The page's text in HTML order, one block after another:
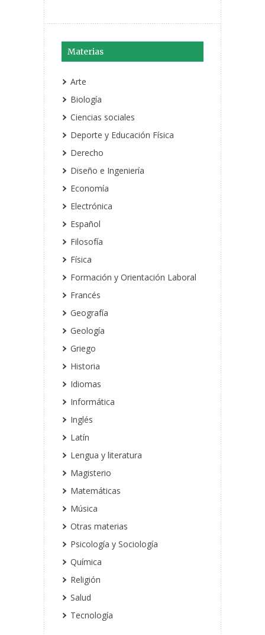
Materias
Arte
Biología
Ciencias sociales
Deporte y Educación Física
Derecho
Diseño e Ingeniería
Economía
Electrónica
Español
Filosofía
Física
Formación y Orientación Laboral
Francés
Geografía
Geología
Griego
Historia
Idiomas
Informática
Inglés
Latín
Lengua y literatura
Magisterio
Matemáticas
Música
Otras materias
Psicología y Sociología
Química
Religión
Salud
Tecnología